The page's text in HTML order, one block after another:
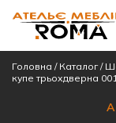
Головна / Каталог/
купе трьохдверна